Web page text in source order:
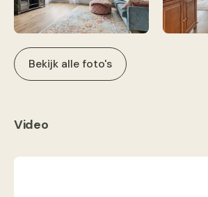
Bekijk alle foto's
Video